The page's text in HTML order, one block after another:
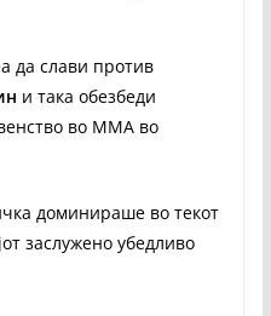
да слави против
и така обезбеди
во ММА во
доминираше во текот
заслужено убедливо